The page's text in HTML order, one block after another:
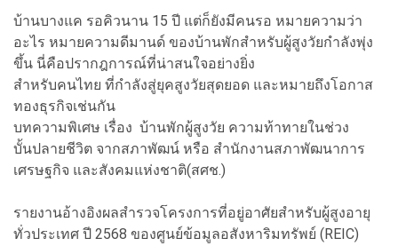
บ้านบางแค รอคิวนาน 15 ปี แต่ก็ยังมีคนรอ หมายความว่า
อะไร หมายความดีมานด์ ของบ้านพักสำหรับผู้สูงวัยกำลังพุ่ง
ขึ้น นี่คือปรากฎการณ์ที่น่าสนใจอย่างยิ่ง
สำหรับคนไทย ที่กำลังสู่ยุคสูงวัยสุดยอด และหมายถึงโอกาส
ทองธุรกิจเช่นกัน
บทความพิเศษ เรื่อง บ้านพักผู้สูงวัย ความท้าทายในช่วง
บั้นปลายชีวิต จากสภาพัฒน์ หรือ สำนักงานสภาพัฒนาการ
เศรษฐกิจ และสังคมแห่งชาติ(สศช.)
รายงานอ้างอิงผลสำรวจโครงการที่อยู่อาศัยสำหรับผู้สูงอายุ
ทั่วประเทศ ปี 2568 ของศูนย์ข้อมูลอสังหาริมทรัพย์ (REIC)